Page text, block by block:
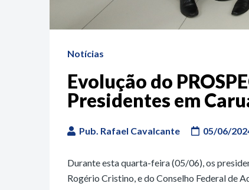
Notícias
Evolução do
Presidentes em
Pub. Rafael Cavalcante 05/06/
Durante esta quarta-feira (05/06), os
Rogério Cristino, e do Conselho Federal de